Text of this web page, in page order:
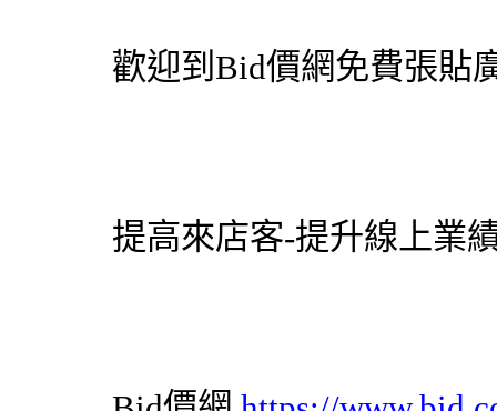
歡迎到 Bid價網免費張貼
提高來店客-提升線上業